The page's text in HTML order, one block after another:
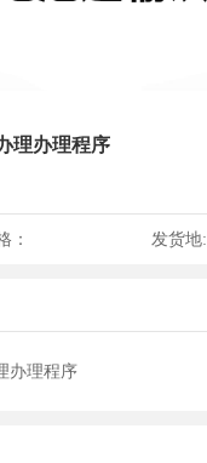
理办理程序
： 发货地:
办理程序